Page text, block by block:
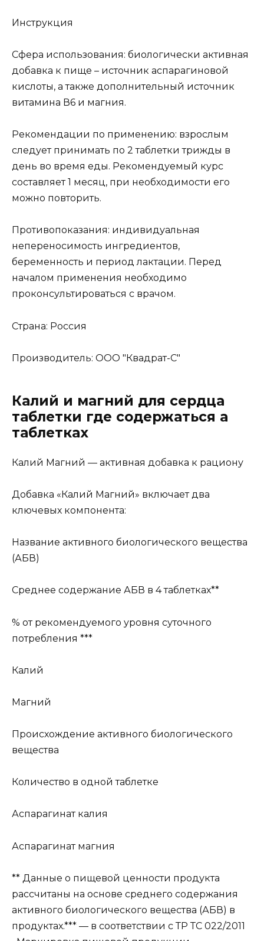
Инструкция
Сфера использования: биологически активная
добавка к пище – источник аспарагиновой
кислоты, а также дополнительный источник
витамина В6 и магния.
Рекомендации по применению: взрослым
следует принимать по 2 таблетки трижды в
день во время еды. Рекомендуемый курс
составляет 1 месяц, при необходимости его
можно повторить.
Противопоказания: индивидуальная
непереносимость ингредиентов,
беременность и период лактации. Перед
началом применения необходимо
проконсультироваться с врачом.
Страна: Россия
Производитель: ООО "Квадрат-С"
Калий и магний для сердца
таблетки где содержаться а
таблетках
Калий Магний — активная добавка к рациону
Добавка «Калий Магний» включает два
ключевых компонента:
Название активного биологического вещества
(АБВ)
Среднее содержание АБВ в 4 таблетках**
% от рекомендуемого уровня суточного
потребления ***
Калий
Магний
Происхождение активного биологического
вещества
Количество в одной таблетке
Аспарагинат калия
Аспарагинат магния
** Данные о пищевой ценности продукта
рассчитаны на основе среднего содержания
активного биологического вещества (АБВ) в
продуктах.*** — в соответствии с ТР ТС 022/2011